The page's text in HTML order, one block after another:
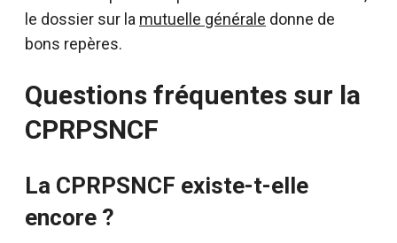
le dossier sur la mutuelle générale donne de
bons repères.
Questions fréquentes sur la
CPRPSNCF
La CPRPSNCF existe-t-elle
encore ?